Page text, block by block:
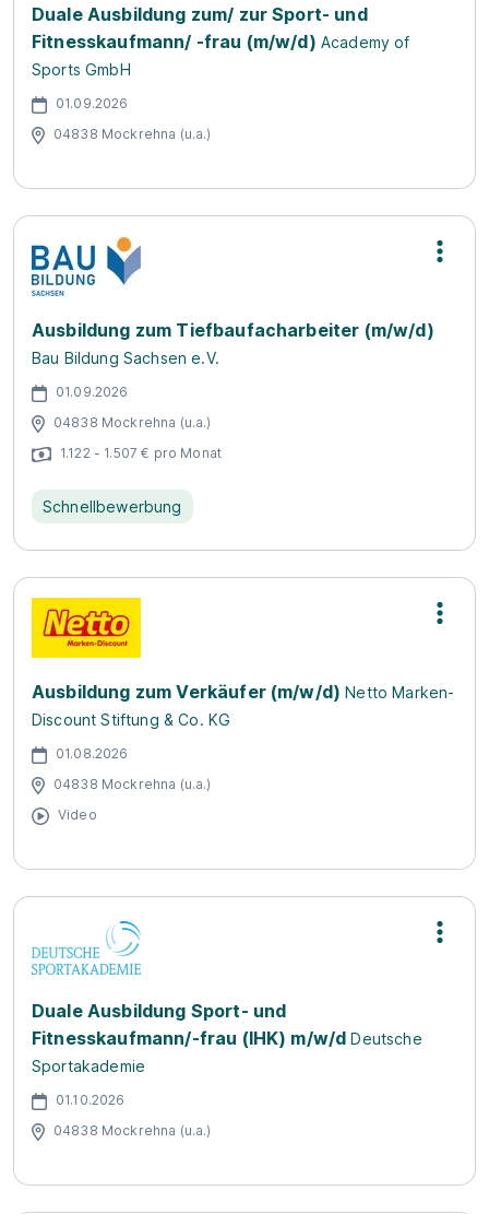
Duale Ausbildung zum/ zur Sport- und
Fitnesskaufmann/ -frau (m/w/d) Academy of
Sports GmbH
01.09.2026
04838 Mockrehna (u.a.)
Ausbildung zum Tiefbaufacharbeiter (m/w/d)
Bau Bildung Sachsen e.V.
01.09.2026
04838 Mockrehna (u.a.)
1.122 - 1.507 € pro Monat
Schnellbewerbung
Ausbildung zum Verkäufer (m/w/d) Netto Marken-
Discount Stiftung & Co. KG
01.08.2026
04838 Mockrehna (u.a.)
Video
Duale Ausbildung Sport- und
Fitnesskaufmann/-frau (IHK) m/w/d Deutsche
Sportakademie
01.10.2026
04838 Mockrehna (u.a.)